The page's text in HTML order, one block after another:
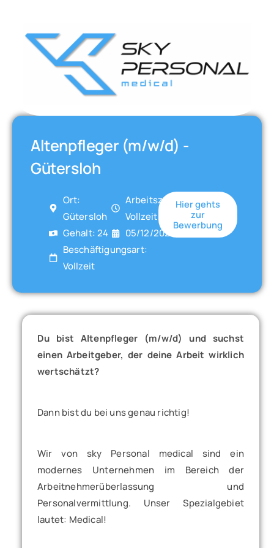
Altenpfleger (m/w/d) -
Gütersloh
Ort:
Gütersloh
Gehalt: 24
Beschäftigungsart:
Vollzeit
Arbeitszeit:
Vollzeit
05/12/2025
Hier gehts
zur
Bewerbung
Du bist Altenpfleger (m/w/d) und suchst
einen Arbeitgeber, der deine Arbeit wirklich
wertschätzt?
Dann bist du bei uns genau richtig!
Wir von sky Personal medical sind ein
modernes Unternehmen im Bereich der
Arbeitnehmerüberlassung und
Personalvermittlung. Unser Spezialgebiet
lautet: Medical!